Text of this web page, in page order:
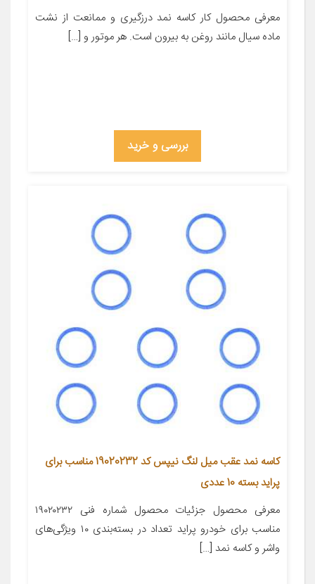
معرفی محصول کار کاسه نمد درزگیری و ممانعت از نشت
ماده سیال مانند روغن به بیرون است. هر موتور و […]
بررسی و خرید
کاسه نمد عقب میل لنگ نیپس کد 19020232 مناسب برای
پراید بسته 10 عددی
معرفی محصول جزئیات محصول شماره فنی ۱۹۰۲۰۲۳۲
مناسب برای خودرو پراید تعداد در بسته‌بندی ۱۰ ویژگی‌های
واشر و کاسه نمد […]